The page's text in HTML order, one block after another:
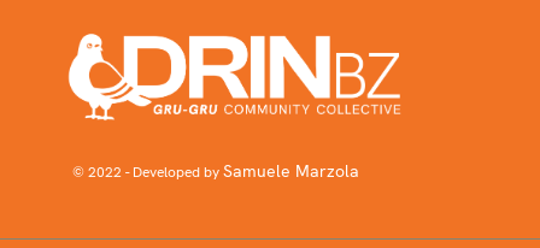
© 2022 - Developed bySamuele Marzola